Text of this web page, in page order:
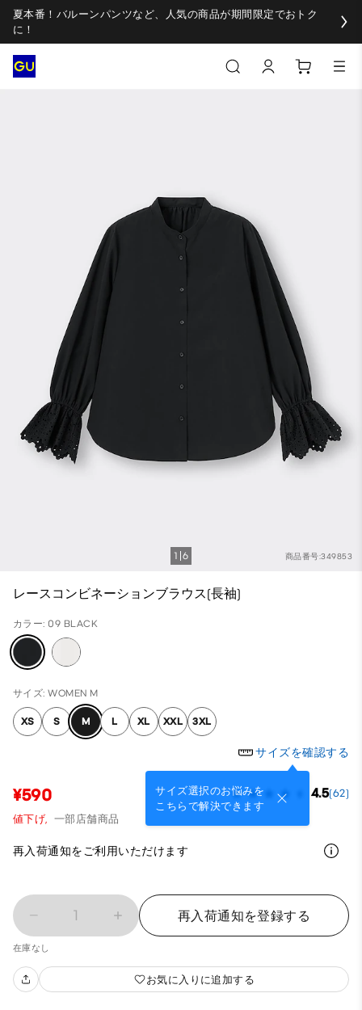
夏本番！バルーンパンツなど、人気の商品が期間限定でおトク
に！
商品番号:349853
1 6
レースコンビネーションブラウス(長袖)
カラー: 09 BLACK
サイズ: WOMEN M
XS S M L XL XXL 3XL
サイズを確認する
サイズ選択のお悩みを
こちらで解決できます
¥590 4.5(62)
値下げ, 一部店舗商品
再入荷通知をご利用いただけます
1 再入荷通知を登録する
在庫なし
お気に入りに追加する